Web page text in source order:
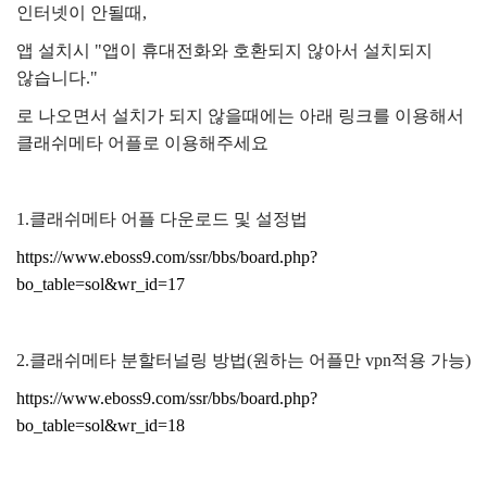
인터넷이 안될때,
앱 설치시 "앱이 휴대전화와 호환되지 않아서 설치되지
않습니다."
로 나오면서 설치가 되지 않을때에는 아래 링크를 이용해서
클래쉬메타 어플로 이용해주세요
1.클래쉬메타 어플 다운로드 및 설정법
https://www.eboss9.com/ssr/bbs/board.php?
bo_table=sol&wr_id=17
2.클래쉬메타 분할터널링 방법(원하는 어플만 vpn적용 가능)
https://www.eboss9.com/ssr/bbs/board.php?
bo_table=sol&wr_id=18